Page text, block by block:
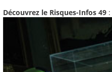
Découvrez le Risques-Infos 49 :